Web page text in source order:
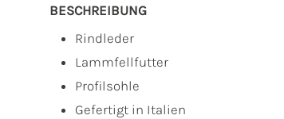
BESCHREIBUNG
Rindleder
Lammfellfutter
Profilsohle
Gefertigt in Italien